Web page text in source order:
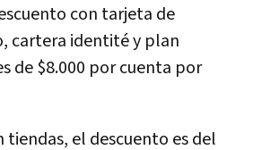
con tarjeta de
cartera identité y plan
de $8.000 por cuenta por
tiendas, el descuento es del